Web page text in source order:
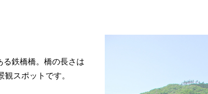
鉄橋橋。橋の長さは
スポットです。